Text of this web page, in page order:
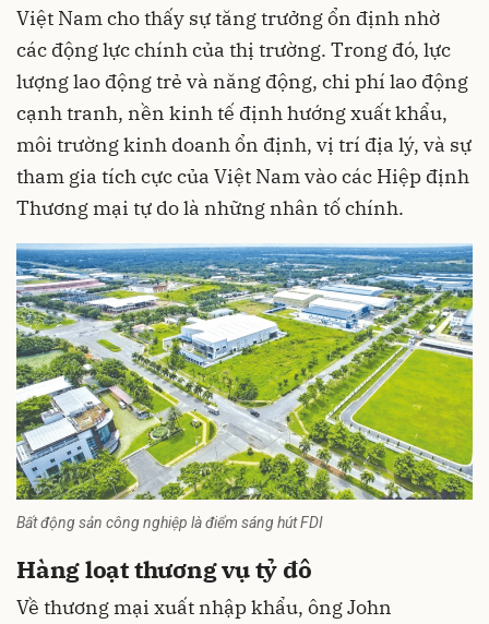
Việt Nam cho thấy sự tăng trưởng ổn định nhờ
các động lực chính của thị trường. Trong đó, lực
lượng lao động trẻ và năng động, chi phí lao động
cạnh tranh, nền kinh tế định hướng xuất khẩu,
môi trường kinh doanh ổn định, vị trí địa lý, và sự
tham gia tích cực của Việt Nam vào các Hiệp định
Thương mại tự do là những nhân tố chính.
Bất động sản công nghiệp là điểm sáng hút FDI
Hàng loạt thương vụ tỷ đô
Về thương mại xuất nhập khẩu, ông John